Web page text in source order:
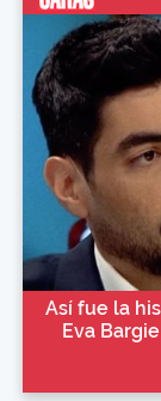
Así fue la
Eva